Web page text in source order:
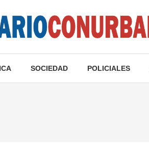
SOCIEDAD POLICIALES